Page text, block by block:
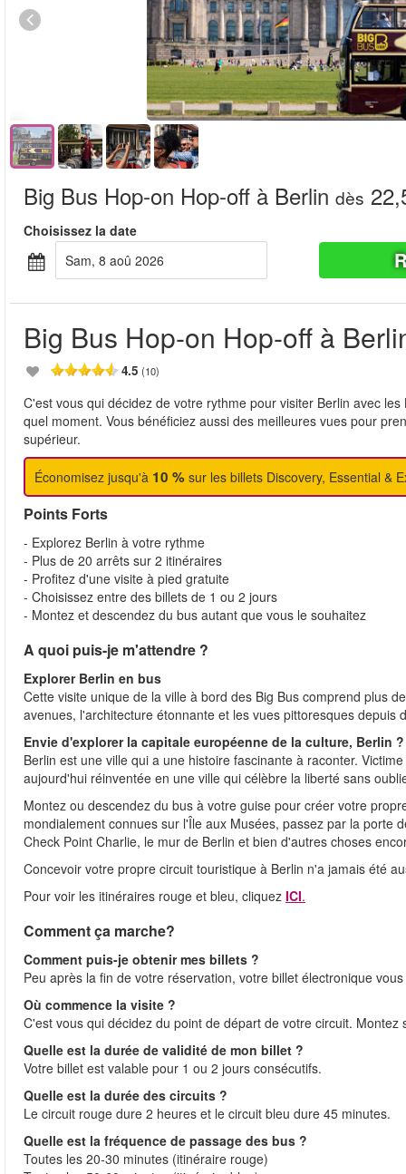
Big Bus Hop-on Hop-off à Berlin dès
Choisissez la date
sam, 8 aoû 2026
Big Bus Hop-on Hop-off à
4.5 (10)
C'est vous qui décidez de votre rythme pour visiter Berlin avec
quel moment. Vous bénéficiez aussi des meilleures vues pour
supérieur.
Économisez jusqu'à 10 % sur les billets Discovery, Essential &
Points Forts
- Explorez Berlin à votre rythme
- Plus de 20 arrêts sur 2 itinéraires
- Profitez d'une visite à pied gratuite
- Choisissez entre des billets de 1 ou 2 jours
- Montez et descendez du bus autant que vous le souhaitez
A quoi puis-je m'attendre ?
Explorer Berlin en bus
Cette visite unique de la ville à bord des Big Bus comprend plus
avenues, l'architecture étonnante et les vues pittoresques depuis
Envie d'explorer la capitale européenne de la culture, Berlin ?
Berlin est une ville qui a une histoire fascinante à raconter.
aujourd'hui réinventée en une ville qui célèbre la liberté sans
Montez ou descendez du bus à votre guise pour créer votre
mondialement connues sur l'Île aux Musées, passez par la porte
Check Point Charlie, le mur de Berlin et bien d'autres choses
Concevoir votre propre circuit touristique à Berlin n'a jamais été
Pour voir les itinéraires rouge et bleu, cliquez ICI.
Comment ça marche?
Comment puis-je obtenir mes billets ?
Peu après la fin de votre réservation, votre billet électronique
Où commence la visite ?
C'est vous qui décidez du point de départ de votre circuit.
Quelle est la durée de validité de mon billet ?
Votre billet est valable pour 1 ou 2 jours consécutifs.
Quelle est la durée des circuits ?
Le circuit rouge dure 2 heures et le circuit bleu dure 45 minutes.
Quelle est la fréquence de passage des bus ?
Toutes les 20-30 minutes (itinéraire rouge)